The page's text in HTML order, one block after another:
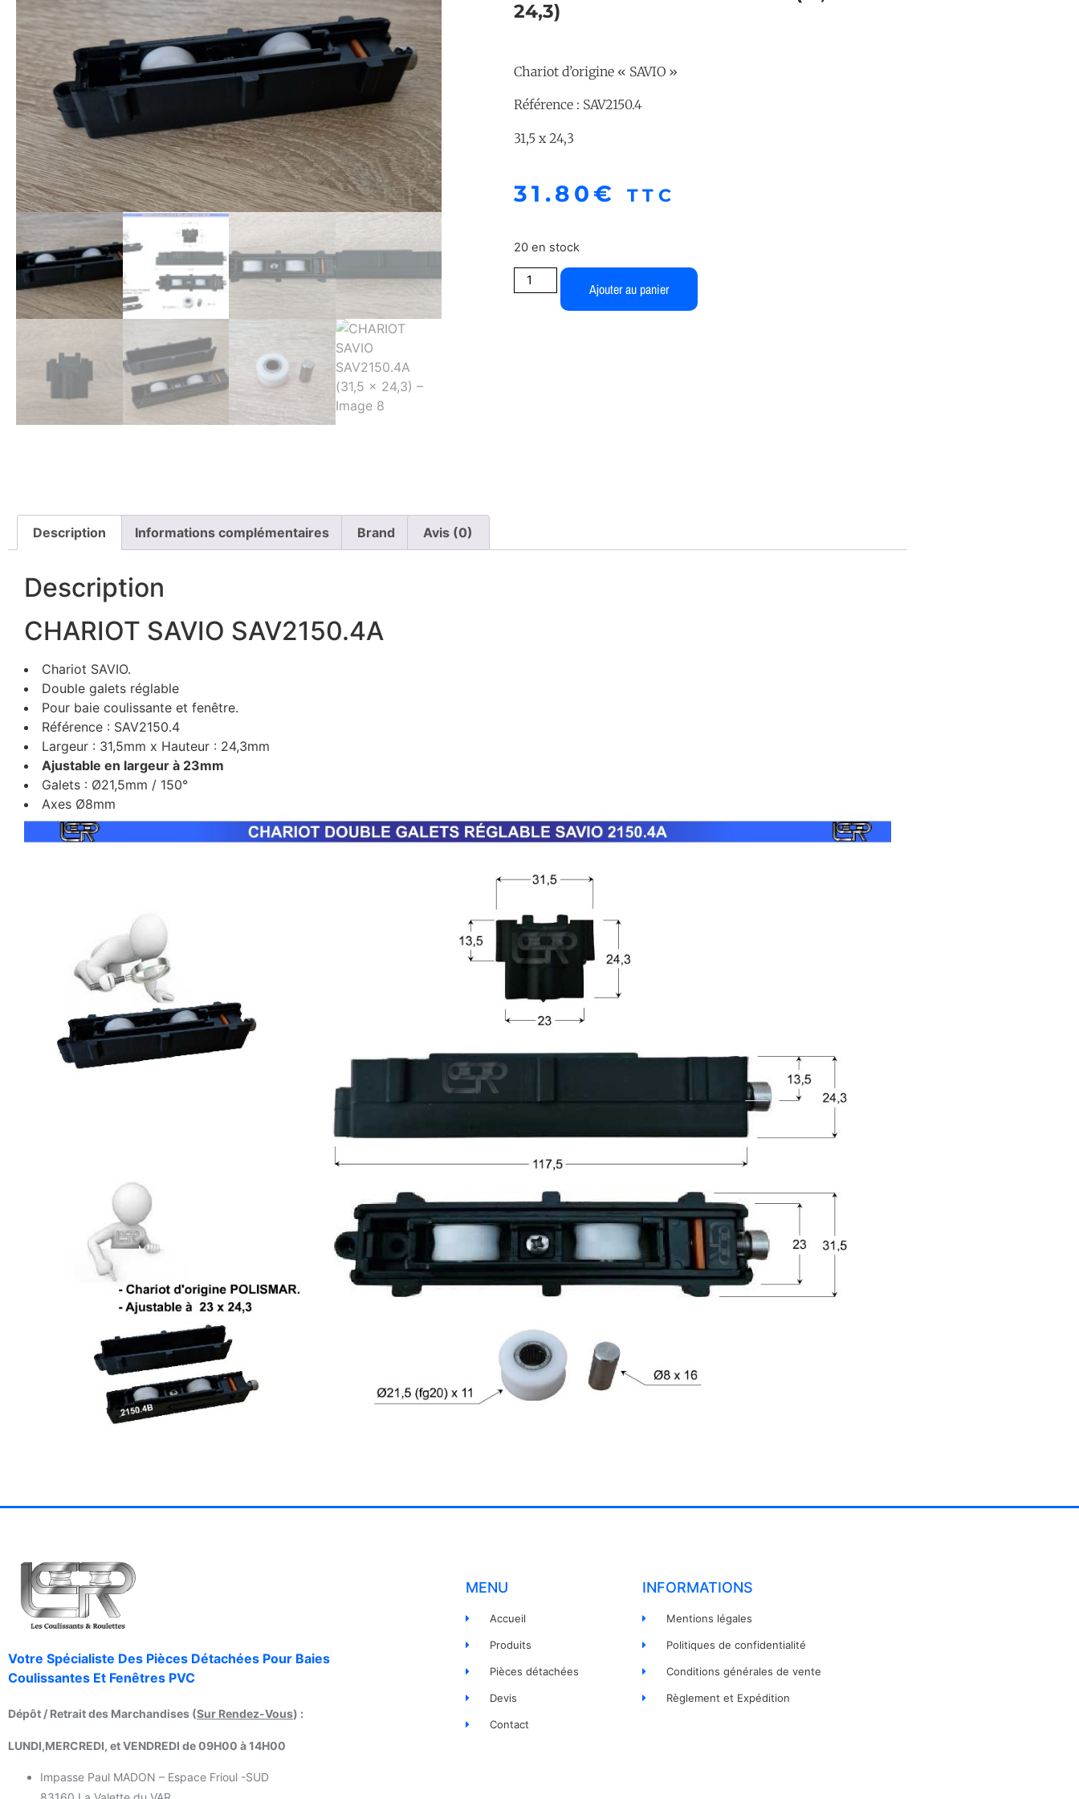
24,3)
Chariot d’origine « SAVIO »
Référence : SAV2150.4
31,5 x 24,3
31.80€ TTC
20 en stock
Ajouter au panier
Description Informations complémentaires Brand Avis (0)
Description
CHARIOT SAVIO SAV2150.4A
Chariot SAVIO.
Double galets réglable
Pour baie coulissante et fenêtre.
Référence : SAV2150.4
Largeur : 31,5mm x Hauteur : 24,3mm
Ajustable en largeur à 23mm
Galets : Ø21,5mm / 150°
Axes Ø8mm
Votre Spécialiste Des Pièces Détachées Pour Baies
Coulissantes Et Fenêtres PVC
Dépôt / Retrait des Marchandises (Sur Rendez-Vous) :
LUNDI,MERCREDI, et VENDREDI de 09H00 à 14H00
Impasse Paul MADON – Espace Frioul -SUD
MENU
Accueil
Produits
Pièces détachées
Devis
Contact
INFORMATIONS
Mentions légales
Politiques de confidentialité
Conditions générales de vente
Règlement et Expédition